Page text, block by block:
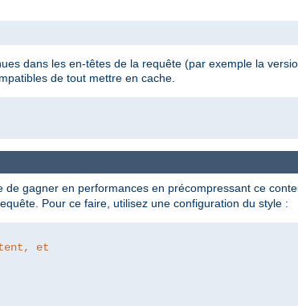
dans les en-têtes de la requête (par exemple la
de tout mettre en cache.
gagner en performances en précompressant ce
Pour ce faire, utilisez une configuration du style :
et